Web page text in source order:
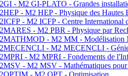
- M2 GI-PLATO - Grandes
- M2 HEP - Physique des Hautes
- M2 ICFP - Centre International
- M2 PBR - Physique par
- M2 MM - Modélisation
- M2 MECENCLI -
- M2 MPRI - Fondements de
- M2 MSV - Mathématiques pour
- M2 OPT - Optimisation